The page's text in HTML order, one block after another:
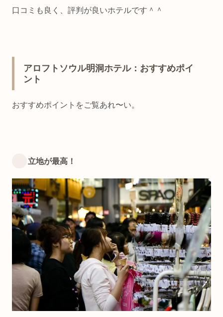
口コミも良く、評判が良いホテルです＾＾
アロフトソウル明洞ホテル：おすすめポイ
ント
おすすめポイントをご覧あれ〜い。
立地が最高！